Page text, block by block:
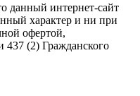
данный интернет-сайт
характер и ни при
офертой,
437 (2) Гражданского